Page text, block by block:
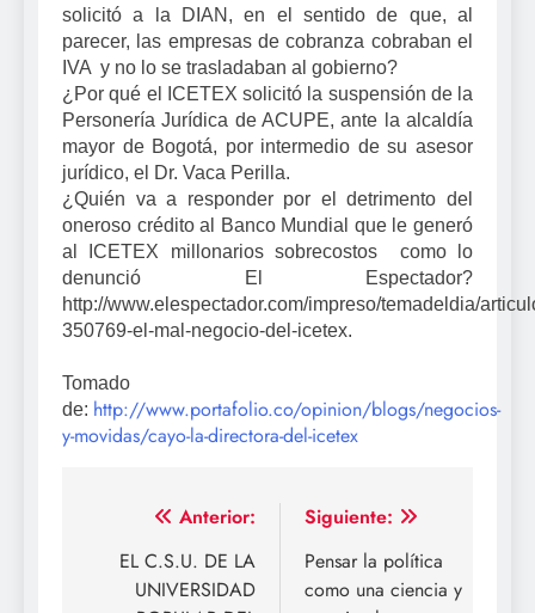
solicitó a la DIAN, en el sentido de que, al
parecer, las empresas de cobranza cobraban el
IVA y no lo se trasladaban al gobierno?
¿Por qué el ICETEX solicitó la suspensión de la
Personería Jurídica de ACUPE, ante la alcaldía
mayor de Bogotá, por intermedio de su asesor
jurídico, el Dr. Vaca Perilla.
¿Quién va a responder por el detrimento del
oneroso crédito al Banco Mundial que le generó
al ICETEX millonarios sobrecostos como lo
denunció El Espectador?
http://www.elespectador.com/impreso/temadeldia/
350769-el-mal-negocio-del-icetex.
Tomado
de: http://www.portafolio.co/opinion/blogs/negocios-
y-movidas/cayo-la-directora-del-icetex
Navegación
Anterior:
EL C.S.U. DE LA
UNIVERSIDAD
Siguiente:
Pensar la política
como una ciencia y